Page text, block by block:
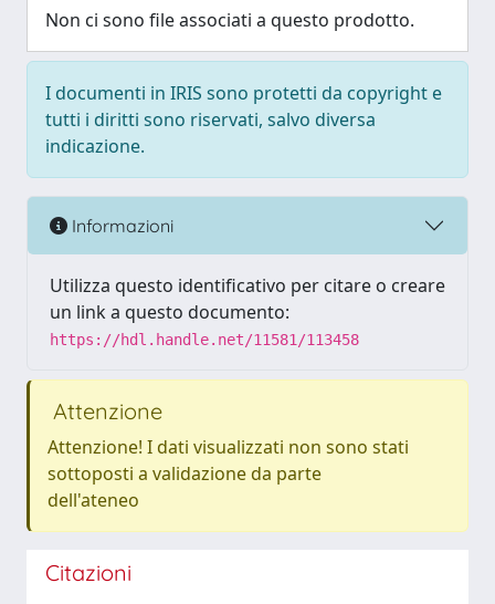
Non ci sono file associati a questo prodotto.
I documenti in IRIS sono protetti da copyright e
tutti i diritti sono riservati, salvo diversa
indicazione.
Informazioni
Utilizza questo identificativo per citare o creare
un link a questo documento:
https://hdl.handle.net/11581/113458
Attenzione
Attenzione! I dati visualizzati non sono stati
sottoposti a validazione da parte
dell'ateneo
Citazioni